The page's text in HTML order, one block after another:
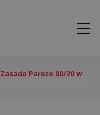
Zasada Pareto 80/20 w